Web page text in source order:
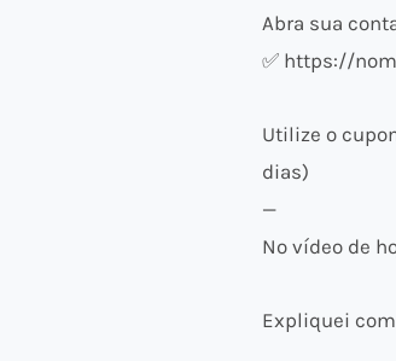
Abra sua
✅ https://
Utilize o
dias)
—
No vídeo de
Expliquei